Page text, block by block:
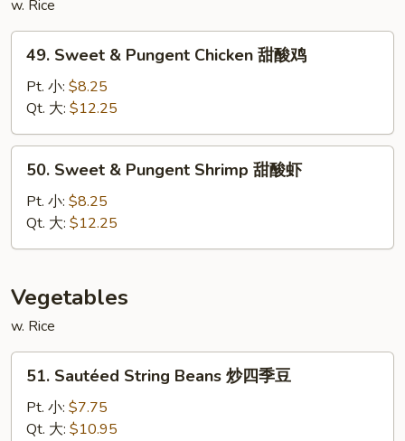
w. Rice
Sweet
Pungent
Chicken
甜
49. Sweet & Pungent Chicken 甜酸鸡
Pt. 小: $8.25
Qt. 大: $12.25
Sweet
Pungent
Shrimp
酸
虾
50. Sweet & Pungent Shrimp 甜酸虾
Pt. 小: $8.25
Qt. 大: $12.25
Vegetables
w. Rice
Sautéed
String
Beans
51. Sautéed String Beans 炒四季豆
Pt. 小: $7.75
Qt. 大: $10.95